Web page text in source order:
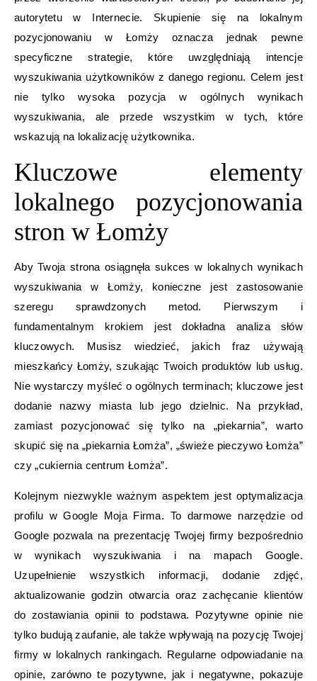
autorytetu w Internecie. Skupienie się na lokalnym
pozycjonowaniu w Łomży oznacza jednak pewne
specyficzne strategie, które uwzględniają intencje
wyszukiwania użytkowników z danego regionu. Celem jest
nie tylko wysoka pozycja w ogólnych wynikach
wyszukiwania, ale przede wszystkim w tych, które
wskazują na lokalizację użytkownika.
Kluczowe elementy
lokalnego pozycjonowania
stron w Łomży
Aby Twoja strona osiągnęła sukces w lokalnych wynikach
wyszukiwania w Łomży, konieczne jest zastosowanie
szeregu sprawdzonych metod. Pierwszym i
fundamentalnym krokiem jest dokładna analiza słów
kluczowych. Musisz wiedzieć, jakich fraz używają
mieszkańcy Łomży, szukając Twoich produktów lub usług.
Nie wystarczy myśleć o ogólnych terminach; kluczowe jest
dodanie nazwy miasta lub jego dzielnic. Na przykład,
zamiast pozycjonować się tylko na „piekarnia”, warto
skupić się na „piekarnia Łomża”, „świeże pieczywo Łomża”
czy „cukiernia centrum Łomża”.
Kolejnym niezwykle ważnym aspektem jest optymalizacja
profilu w Google Moja Firma. To darmowe narzędzie od
Google pozwala na prezentację Twojej firmy bezpośrednio
w wynikach wyszukiwania i na mapach Google.
Uzupełnienie wszystkich informacji, dodanie zdjęć,
aktualizowanie godzin otwarcia oraz zachęcanie klientów
do zostawiania opinii to podstawa. Pozytywne opinie nie
tylko budują zaufanie, ale także wpływają na pozycję Twojej
firmy w lokalnych rankingach. Regularne odpowiadanie na
opinie, zarówno te pozytywne, jak i negatywne, pokazuje